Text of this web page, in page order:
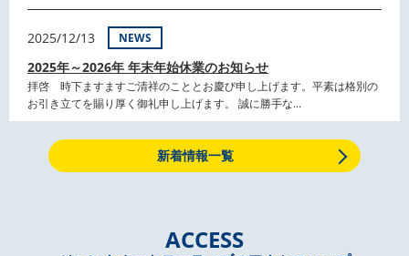
2025/12/13 NEWS
2025年～2026年 年末年始休業のお知らせ
拝啓 時下ますますご清祥のこととお慶び申し上げます。平素は格別の
お引き立てを賜り厚く御礼申し上げます。 誠に勝手な...
新着情報一覧
ACCESS